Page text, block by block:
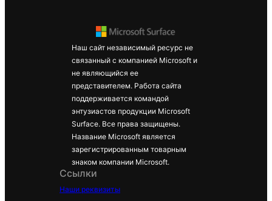
8
Surface
Laptop
Studio
Surface
Laptop 4
Surface
Laptop 5
Surface
Наш сайт независимый ресурс не
связанный с компанией Microsoft и
не являющийся ее
представителем. Работа сайта
поддерживается командой
энтузиастов продукции Microsoft
Surface. Все права защищены.
Название Microsoft является
зарегистрированным товарным
знаком компании Microsoft.
Ссылки
Наши реквизиты